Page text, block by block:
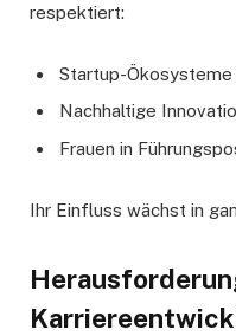
respektiert:
Startup-Ökosysteme
Nachhaltige
Frauen in
Ihr Einfluss wächst in